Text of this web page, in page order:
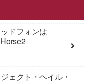
ドフォンは
ェクト・ヘイル・